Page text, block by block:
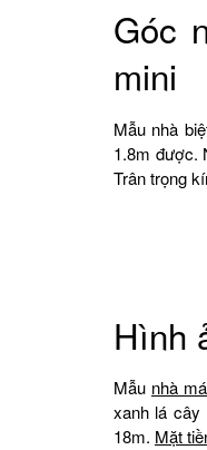
Góc
mini
Mẫu nhà
1.8m được.
Trân trọng
Hình
Mẫu nhà
xanh lá cây
18m. Mặt